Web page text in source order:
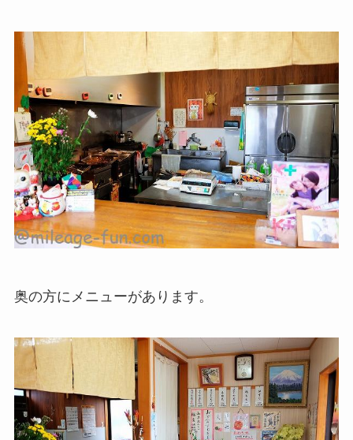
奥の方にメニューがあります。